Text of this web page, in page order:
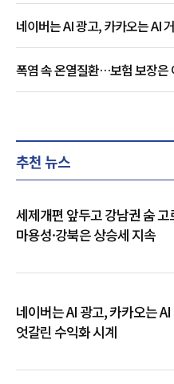
네이버는 AI 광고, 카카오는 AI
폭염 속 온열질환…보험 보장은
추천 뉴스
세제개편 앞두고 강남권 숨
마용성·강북은 상승세 지속
네이버는 AI 광고, 카카오는
엇갈린 수익화 시계